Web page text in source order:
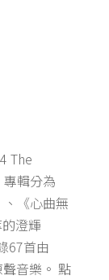
The
輯分為
《心曲無
澄輝
67首由
音樂。 點